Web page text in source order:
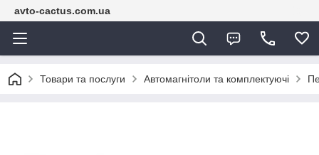
avto-cactus.com.ua
Товари та послуги Автомагнітоли та комплектуючі